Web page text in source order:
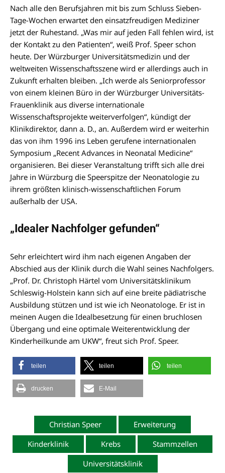
Nach alle den Berufsjahren mit bis zum Schluss Sieben-
Tage-Wochen erwartet den einsatzfreudigen Mediziner
jetzt der Ruhestand. „Was mir auf jeden Fall fehlen wird, ist
der Kontakt zu den Patienten“, weiß Prof. Speer schon
heute. Der Würzburger Universitätsmedizin und der
weltweiten Wissenschaftsszene wird er allerdings auch in
Zukunft erhalten bleiben. „Ich werde als Seniorprofessor
von einem kleinen Büro in der Würzburger Universitäts-
Frauenklinik aus diverse internationale
Wissenschaftsprojekte weiterverfolgen“, kündigt der
Klinikdirektor, dann a. D., an. Außerdem wird er weiterhin
das von ihm 1996 ins Leben gerufene internationalen
Symposium „Recent Advances in Neonatal Medicine“
organisieren. Bei dieser Veranstaltung trifft sich alle drei
Jahre in Würzburg die Speerspitze der Neonatologie zu
ihrem größten klinisch-wissenschaftlichen Forum
außerhalb der USA.
„Idealer Nachfolger gefunden“
Sehr erleichtert wird ihm nach eigenen Angaben der
Abschied aus der Klinik durch die Wahl seines Nachfolgers.
„Prof. Dr. Christoph Härtel vom Universitätsklinikum
Schleswig-Holstein kann sich auf eine breite pädiatrische
Ausbildung stützen und ist wie ich Neonatologe. Er ist in
meinen Augen die Idealbesetzung für einen bruchlosen
Übergang und eine optimale Weiterentwicklung der
Kinderheilkunde am UKW“, freut sich Prof. Speer.
teilen teilen teilen
drucken E-Mail
Christian Speer
Erweiterung
Kinderklinik
Krebs
Stammzellen
Universitätsklinik